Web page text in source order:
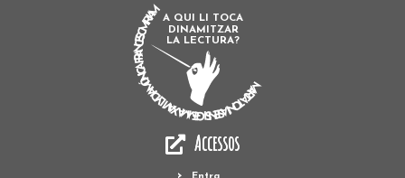
A QUI LI TOCA
DINAMITZAR
LA LECTURA?
MARTA TONI ASENSI GEMMA XAVI LYDIA MÓNICA FRANCESC MIRIAM
Accessos